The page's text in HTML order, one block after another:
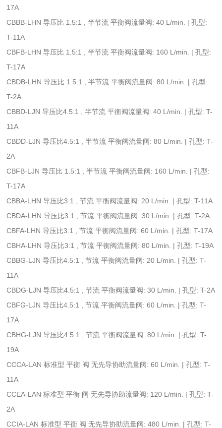
17A
CBBB-LHN 导压比 1.5:1 , 半节流 平衡阀流量阀: 40 L/min. | 孔型:
T-11A
CBFB-LHN 导压比 1.5:1 , 半节流 平衡阀流量阀: 160 L/min. | 孔型:
T-17A
CBDB-LHN 导压比 1.5:1 , 半节流 平衡阀流量阀: 80 L/min. | 孔型:
T-2A
CBBD-LJN 导压比4.5:1 , 半节流 平衡阀流量阀: 40 L/min. | 孔型: T-
11A
CBDD-LJN 导压比4.5:1 , 半节流 平衡阀流量阀: 80 L/min. | 孔型: T-
2A
CBFB-LJN 导压比 1.5:1 , 半节流 平衡阀流量阀: 160 L/min. | 孔型:
T-17A
CBBA-LHN 导压比3:1 , 节流 平衡阀流量阀: 20 L/min. | 孔型: T-11A
CBDA-LHN 导压比3:1 , 节流 平衡阀流量阀: 30 L/min. | 孔型: T-2A
CBFA-LHN 导压比3:1 , 节流 平衡阀流量阀: 60 L/min. | 孔型: T-17A
CBHA-LHN 导压比3:1 , 节流 平衡阀流量阀: 80 L/min. | 孔型: T-19A
CBBG-LJN 导压比4.5:1 , 节流 平衡阀流量阀: 20 L/min. | 孔型: T-
11A
CBDG-LJN 导压比4.5:1 , 节流 平衡阀流量阀: 30 L/min. | 孔型: T-2A
CBFG-LJN 导压比4.5:1 , 节流 平衡阀流量阀: 60 L/min. | 孔型: T-
17A
CBHG-LJN 导压比4.5:1 , 节流 平衡阀流量阀: 80 L/min. | 孔型: T-
19A
CCCA-LAN 标准型 平衡 阀 无先导协助流量阀: 60 L/min. | 孔型: T-
11A
CCEA-LAN 标准型 平衡 阀 无先导协助流量阀: 120 L/min. | 孔型: T-
2A
CCIA-LAN 标准型 平衡 阀 无先导协助流量阀: 480 L/min. | 孔型: T-